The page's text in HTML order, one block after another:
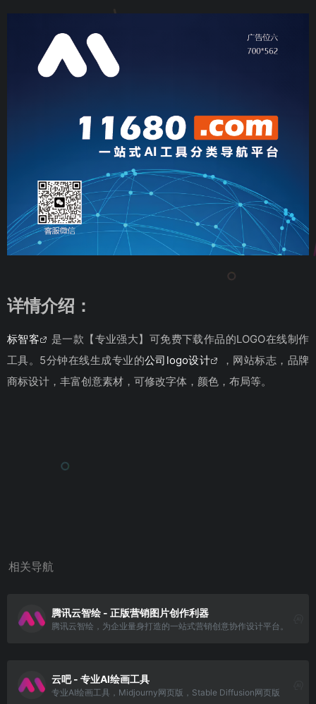
详情介绍：
标智客
是一款【专业强大】可免费下载作品的LOGO在线制作
工具。5分钟在线生成专业的公司logo设计
，网站标志，品牌
商标设计，丰富创意素材，可修改字体，颜色，布局等。
相关导航
腾讯云智绘 - 正版营销图片创作利器
腾讯云智绘，为企业量身打造的一站式营销创意协作设计平台。
云吧 - 专业AI绘画工具
专业AI绘画工具，Midjourny网页版，Stable Diffusion网页版